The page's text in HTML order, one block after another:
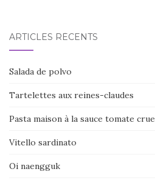
ARTICLES RÉCENTS
Salada de polvo
Tartelettes aux reines-claudes
Pasta maison à la sauce tomate crue
Vitello sardinato
Oi naengguk